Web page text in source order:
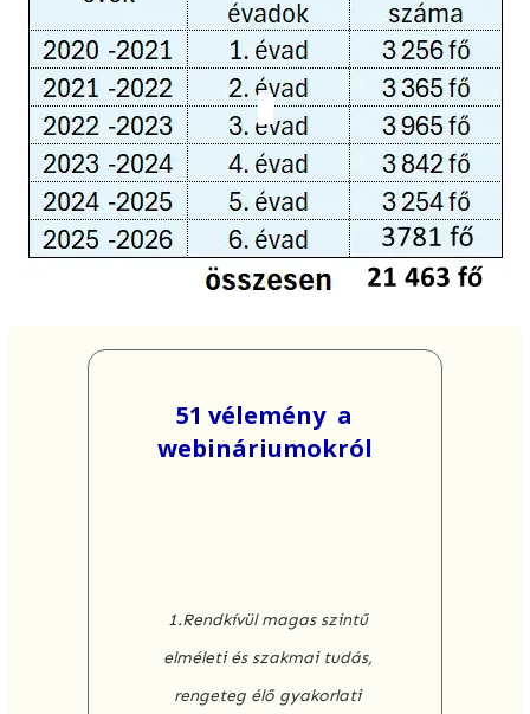
51 vélemény a
webináriumokról
elméleti és szakmai tudás,
rengeteg élő gyakorlati
tapasztalat, kiváló